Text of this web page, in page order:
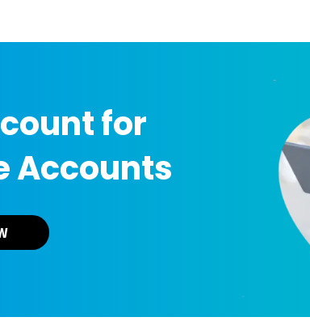
for
Accounts